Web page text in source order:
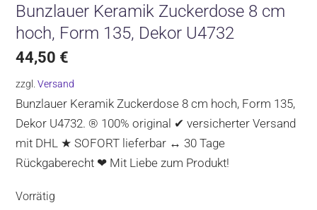
Bunzlauer Keramik Zuckerdose 8 cm
hoch, Form 135, Dekor U4732
44,50 €
zzgl.Versand
Bunzlauer Keramik Zuckerdose 8 cm hoch, Form 135,
Dekor U4732. ® 100% original ✔ versicherter Versand
mit DHL ★ SOFORT lieferbar ↔ 30 Tage
Rückgaberecht ❤ Mit Liebe zum Produkt!
Vorrätig